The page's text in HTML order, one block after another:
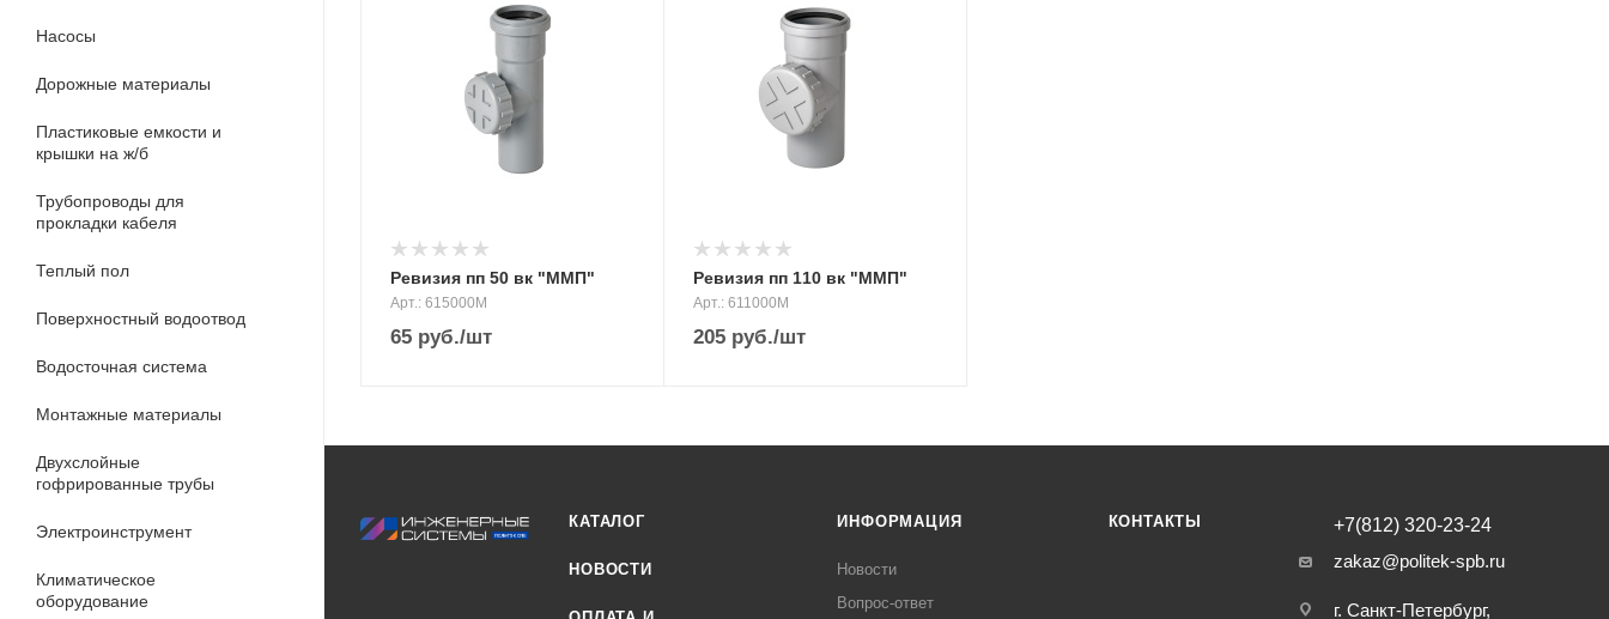
Насосы
Дорожные материалы
Пластиковые емкости и
крышки на ж/б
Трубопроводы для
прокладки кабеля
Теплый пол
Поверхностный водоотвод
Водосточная система
Монтажные материалы
Двухслойные
гофрированные трубы
Электроинструмент
Климатическое
оборудование
Ревизия пп 50 вк "ММП"
Арт.: 615000М
65 руб./шт
Ревизия пп 110 вк "ММП"
Арт.: 611000М
205 руб./шт
КАТАЛОГ
НОВОСТИ
ИНФОРМАЦИЯ
Новости
Вопрос-ответ
КОНТАКТЫ
+7(812) 320-23-24
zakaz@politek-spb.ru
г. Санкт-Петербург,